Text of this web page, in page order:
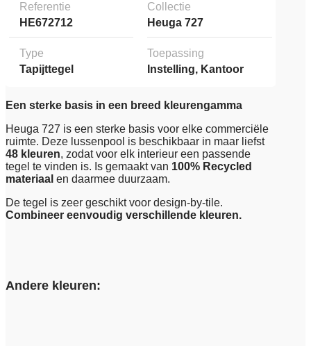
Referentie
HE672712
Collectie
Heuga 727
Type
Tapijttegel
Toepassing
Instelling, Kantoor
Een sterke basis in een breed kleurengamma
Heuga 727 is een sterke basis voor elke commerciële
ruimte. Deze lussenpool is beschikbaar in maar liefst
48 kleuren, zodat voor elk interieur een passende
tegel te vinden is. Is gemaakt van 100% Recycled
materiaal en daarmee duurzaam.
De tegel is zeer geschikt voor design-by-tile.
Combineer eenvoudig verschillende kleuren.
Andere kleuren: